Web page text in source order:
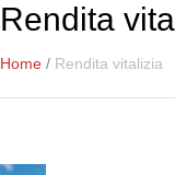
Rendita
Home / Rendita vitalizia